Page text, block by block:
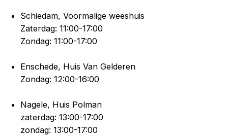
Schiedam, Voormalige weeshuis
Zaterdag: 11:00-17:00
Zondag: 11:00-17:00
Enschede, Huis Van Gelderen
Zondag: 12:00-16:00
Nagele, Huis Polman
zaterdag: 13:00-17:00
zondag: 13:00-17:00